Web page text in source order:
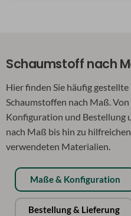
Schaumstoff nach
Hier finden Sie häufig gestellte
Schaumstoffen nach Maß.
Konfiguration und Bestellung
nach Maß bis hin zu
verwendeten Materialien.
Maße & Konfiguration
Bestellung & Lieferung